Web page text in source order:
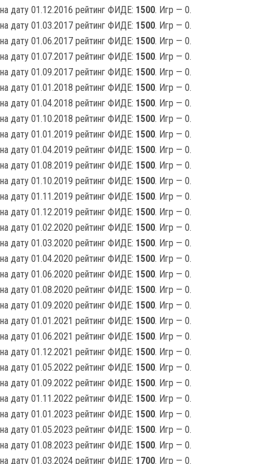
на дату 01.12.2016 рейтинг ФИДЕ: 1500. Игр — 0.
на дату 01.03.2017 рейтинг ФИДЕ: 1500. Игр — 0.
на дату 01.06.2017 рейтинг ФИДЕ: 1500. Игр — 0.
на дату 01.07.2017 рейтинг ФИДЕ: 1500. Игр — 0.
на дату 01.09.2017 рейтинг ФИДЕ: 1500. Игр — 0.
на дату 01.01.2018 рейтинг ФИДЕ: 1500. Игр — 0.
на дату 01.04.2018 рейтинг ФИДЕ: 1500. Игр — 0.
на дату 01.10.2018 рейтинг ФИДЕ: 1500. Игр — 0.
на дату 01.01.2019 рейтинг ФИДЕ: 1500. Игр — 0.
на дату 01.04.2019 рейтинг ФИДЕ: 1500. Игр — 0.
на дату 01.08.2019 рейтинг ФИДЕ: 1500. Игр — 0.
на дату 01.10.2019 рейтинг ФИДЕ: 1500. Игр — 0.
на дату 01.11.2019 рейтинг ФИДЕ: 1500. Игр — 0.
на дату 01.12.2019 рейтинг ФИДЕ: 1500. Игр — 0.
на дату 01.02.2020 рейтинг ФИДЕ: 1500. Игр — 0.
на дату 01.03.2020 рейтинг ФИДЕ: 1500. Игр — 0.
на дату 01.04.2020 рейтинг ФИДЕ: 1500. Игр — 0.
на дату 01.06.2020 рейтинг ФИДЕ: 1500. Игр — 0.
на дату 01.08.2020 рейтинг ФИДЕ: 1500. Игр — 0.
на дату 01.09.2020 рейтинг ФИДЕ: 1500. Игр — 0.
на дату 01.01.2021 рейтинг ФИДЕ: 1500. Игр — 0.
на дату 01.06.2021 рейтинг ФИДЕ: 1500. Игр — 0.
на дату 01.12.2021 рейтинг ФИДЕ: 1500. Игр — 0.
на дату 01.05.2022 рейтинг ФИДЕ: 1500. Игр — 0.
на дату 01.09.2022 рейтинг ФИДЕ: 1500. Игр — 0.
на дату 01.11.2022 рейтинг ФИДЕ: 1500. Игр — 0.
на дату 01.01.2023 рейтинг ФИДЕ: 1500. Игр — 0.
на дату 01.05.2023 рейтинг ФИДЕ: 1500. Игр — 0.
на дату 01.08.2023 рейтинг ФИДЕ: 1500. Игр — 0.
на дату 01.03.2024 рейтинг ФИДЕ: 1700. Игр — 0.